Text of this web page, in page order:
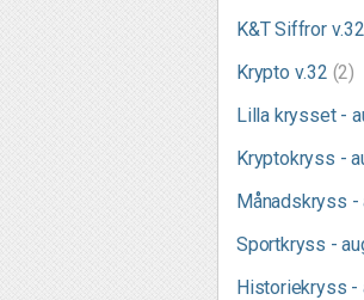
K&T Siffror v.32
Krypto v.32 (2)
Lilla krysset -
Kryptokryss -
Månadskryss
Sportkryss -
Historiekryss -